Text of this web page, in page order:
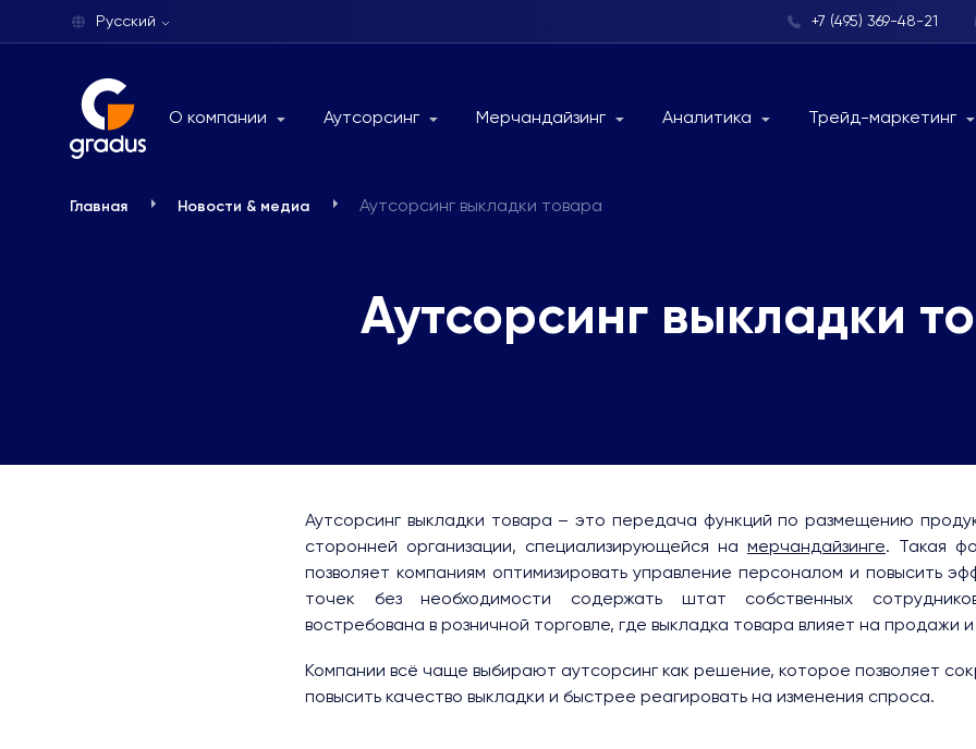
Русский +7 (495) 369-48-21
О компании Аутсорсинг Мерчандайзинг Аналитика Трейд-маркетинг
Главная Новости & медиа Аутсорсинг выкладки товара
Аутсорсинг выкладки
Аутсорсинг выкладки товара – это передача функций по размещению
сторонней организации, специализирующейся на мерчандайзинге. Такая
позволяет компаниям оптимизировать управление персоналом и повысить
точек без необходимости содержать штат собственных
востребована в розничной торговле, где выкладка товара влияет на продажи
Компании всё чаще выбирают аутсорсинг как решение, которое позволяет
повысить качество выкладки и быстрее реагировать на изменения спроса.